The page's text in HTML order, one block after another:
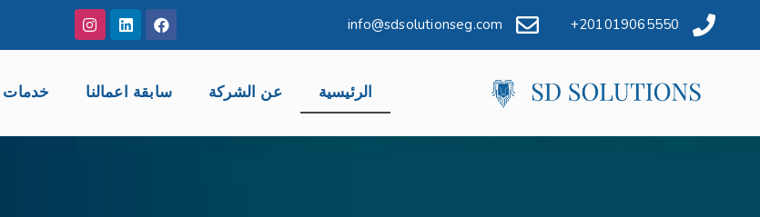
201019065550+
info@sdsolutionseg.com
الرئيسية عن الشركة سابقة اعمالنا خدمات